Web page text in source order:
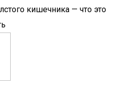
кишечника — что это